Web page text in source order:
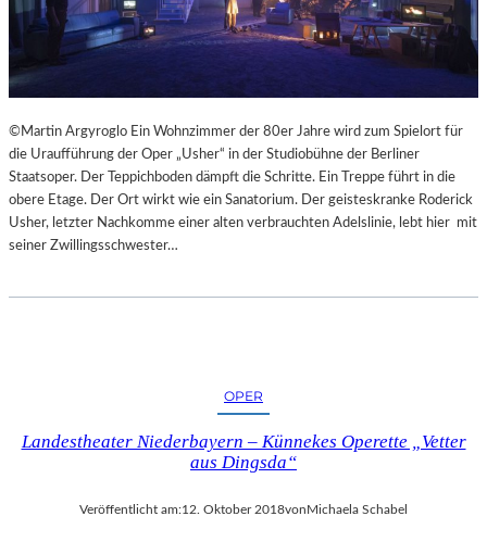
©Martin Argyroglo Ein Wohnzimmer der 80er Jahre wird zum Spielort für
die Uraufführung der Oper „Usher“ in der Studiobühne der Berliner
Staatsoper. Der Teppichboden dämpft die Schritte. Ein Treppe führt in die
obere Etage. Der Ort wirkt wie ein Sanatorium. Der geisteskranke Roderick
Usher, letzter Nachkomme einer alten verbrauchten Adelslinie, lebt hier mit
seiner Zwillingsschwester…
OPER
Landestheater Niederbayern – Künnekes Operette „Vetter
aus Dingsda“
Veröffentlicht am:12. Oktober 2018vonMichaela Schabel